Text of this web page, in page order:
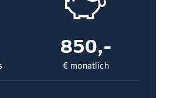
850,-
€ monatlich